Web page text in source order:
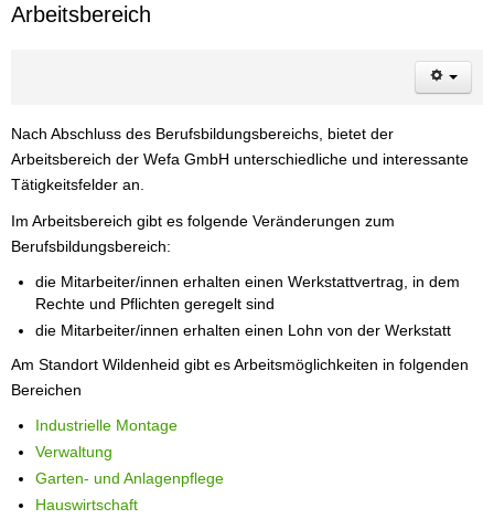
Arbeitsbereich
Nach Abschluss des Berufsbildungsbereichs, bietet der
Arbeitsbereich der Wefa GmbH unterschiedliche und interessante
Tätigkeitsfelder an.
Im Arbeitsbereich gibt es folgende Veränderungen zum
Berufsbildungsbereich:
die Mitarbeiter/innen erhalten einen Werkstattvertrag, in dem
Rechte und Pflichten geregelt sind
die Mitarbeiter/innen erhalten einen Lohn von der Werkstatt
Am Standort Wildenheid gibt es Arbeitsmöglichkeiten in folgenden
Bereichen
Industrielle Montage
Verwaltung
Garten- und Anlagenpflege
Hauswirtschaft